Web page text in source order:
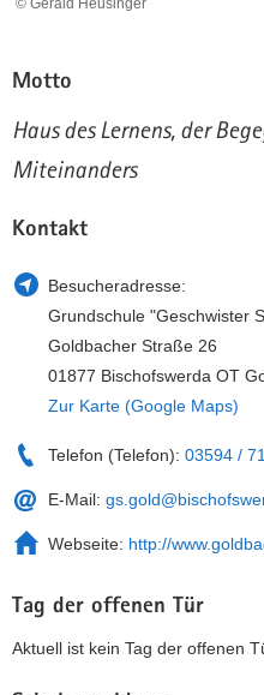
i
a
t
o
Motto
Haus des Lernens, der
Miteinanders
Kontakt
Besucheradresse:
Grundschule "Geschwister
Goldbacher Straße 26
01877 Bischofswerda OT
Zur Karte (Google Maps)
Telefon (Telefon): 03594 /
E-Mail:
Webseite: http://
Tag der offenen Tür
Aktuell ist kein Tag der offenen